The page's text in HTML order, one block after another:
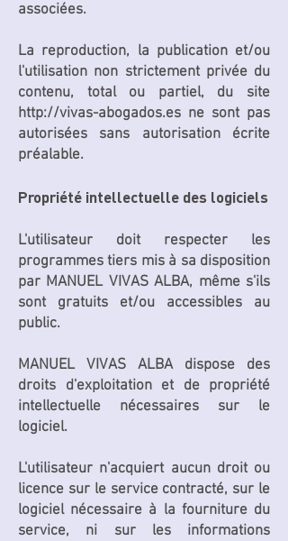
associées.
La reproduction, la publication et/ou
l'utilisation non strictement privée du
contenu, total ou partiel, du site
http://vivas-abogados.es ne sont pas
autorisées sans autorisation écrite
préalable.
Propriété intellectuelle des logiciels
L'utilisateur doit respecter les
programmes tiers mis à sa disposition
par MANUEL VIVAS ALBA, même s'ils
sont gratuits et/ou accessibles au
public.
MANUEL VIVAS ALBA dispose des
droits d'exploitation et de propriété
intellectuelle nécessaires sur le
logiciel.
L'utilisateur n'acquiert aucun droit ou
licence sur le service contracté, sur le
logiciel nécessaire à la fourniture du
service, ni sur les informations